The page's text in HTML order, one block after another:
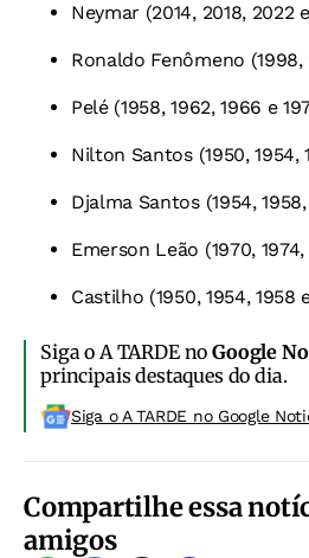
Neymar (2014, 2018, 2022
Ronaldo Fenômeno (1998,
Pelé(1958, 1962, 1966 e
Nilton Santos (1950, 1954,
Djalma Santos (1954,
Emerson Leão (1970,
Castilho (1950, 1954, 1958
Siga o A TARDE noGoogle
principais destaques do dia.
Siga o A TARDE no Google
Compartilhe essa
amigos